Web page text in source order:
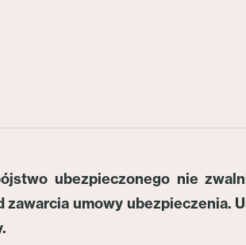
ubezpieczonego nie
zawarcia umowy